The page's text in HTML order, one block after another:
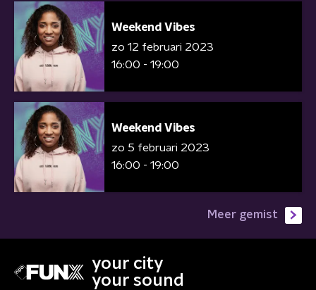
Weekend Vibes
zo 12 februari 2023
16:00 - 19:00
Weekend Vibes
zo 5 februari 2023
16:00 - 19:00
Meer gemist
your city
your sound